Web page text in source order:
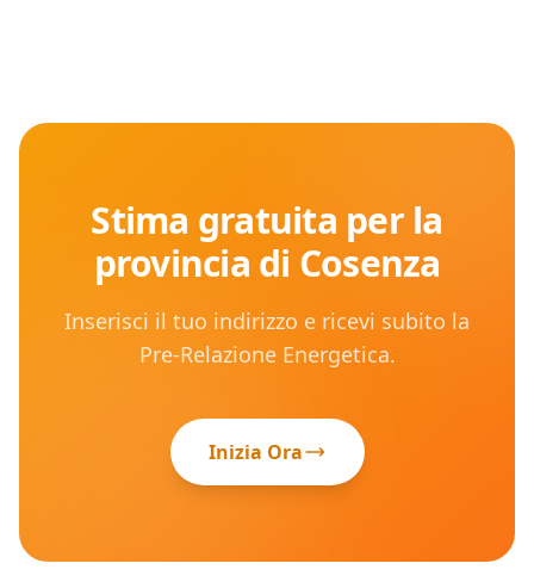
Stima gratuita per la
provincia di Cosenza
Inserisci il tuo indirizzo e ricevi subito la
Pre-Relazione Energetica.
Inizia Ora